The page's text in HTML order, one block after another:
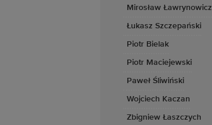
Mirosław Ławrynowicz
Łukasz Szczepański
Piotr Bielak
Piotr Maciejewski
Paweł Śliwiński
Wojciech Kaczan
Zbigniew Łaszczych